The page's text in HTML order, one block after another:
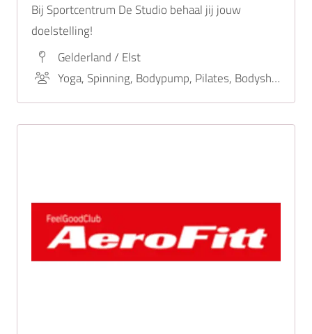
Bij Sportcentrum De Studio behaal jij jouw
doelstelling!
Gelderland / Elst
Yoga, Spinning, Bodypump, Pilates, Bodyshape, Zumba, Bodysteps, Circuittraining